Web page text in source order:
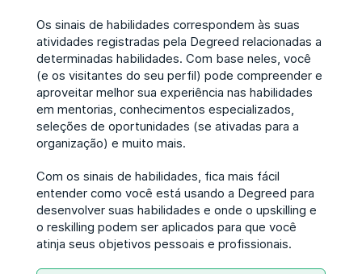
Os sinais de habilidades correspondem às suas
atividades registradas pela Degreed relacionadas a
determinadas habilidades. Com base neles, você
(e os visitantes do seu perfil) pode compreender e
aproveitar melhor sua experiência nas habilidades
em mentorias, conhecimentos especializados,
seleções de oportunidades (se ativadas para a
organização) e muito mais.
Com os sinais de habilidades, fica mais fácil
entender como você está usando a Degreed para
desenvolver suas habilidades e onde o upskilling e
o reskilling podem ser aplicados para que você
atinja seus objetivos pessoais e profissionais.